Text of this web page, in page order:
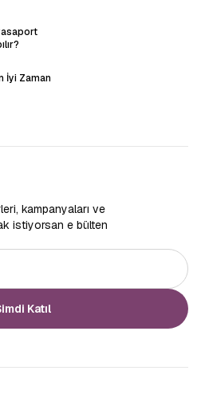
İyi Zaman
kampanyaları ve
istiyorsan e bülten
Katıl